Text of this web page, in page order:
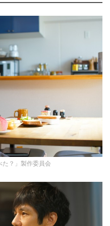
た？」製作委員会